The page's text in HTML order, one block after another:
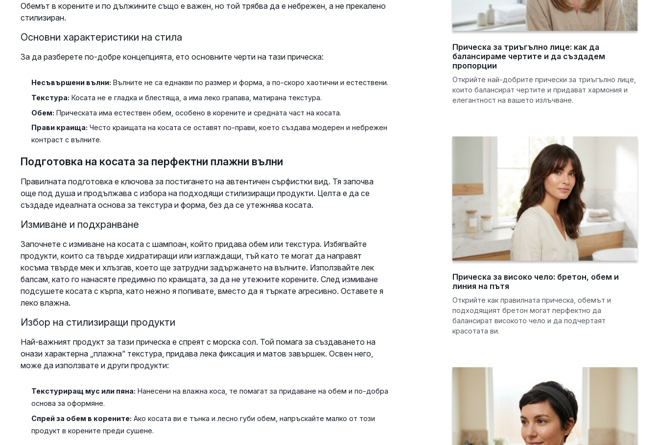
Обемът в корените и по дължините също е важен, но той трябва да е небрежен, а не прекалено
стилизиран.
Основни характеристики на стила
За да разберете по-добре концепцията, ето основните черти на тази прическа:
Несъвършени вълни: Вълните не са еднакви по размер и форма, а по-скоро хаотични и естествени.
Текстура: Косата не е гладка и блестяща, а има леко грапава, матирана текстура.
Обем: Прическата има естествен обем, особено в корените и средната част на косата.
Прави краища: Често краищата на косата се оставят по-прави, което създава модерен и небрежен
контраст с вълните.
Подготовка на косата за перфектни плажни вълни
Правилната подготовка е ключова за постигането на автентичен сърфистки вид. Тя започва
още под душа и продължава с избора на подходящи стилизиращи продукти. Целта е да се
създаде идеалната основа за текстура и форма, без да се утежнява косата.
Измиване и подхранване
Започнете с измиване на косата с шампоан, който придава обем или текстура. Избягвайте
продукти, които са твърде хидратиращи или изглаждащи, тъй като те могат да направят
косъма твърде мек и хлъзгав, което ще затрудни задържането на вълните. Използвайте лек
балсам, като го нанасяте предимно по краищата, за да не утежните корените. След измиване
подсушете косата с кърпа, като нежно я попивате, вместо да я търкате агресивно. Оставете я
леко влажна.
Избор на стилизиращи продукти
Най-важният продукт за тази прическа е спреят с морска сол. Той помага за създаването на
онази характерна „плажна“ текстура, придава лека фиксация и матов завършек. Освен него,
може да използвате и други продукти:
Текстуриращ мус или пяна: Нанесени на влажна коса, те помагат за придаване на обем и по-добра
основа за оформяне.
Спрей за обем в корените: Ако косата ви е тънка и лесно губи обем, напръскайте малко от този
продукт в корените преди сушене.
Прическа за триъгълно лице: как да
балансираме чертите и да създадем
пропорции
Открийте най-добрите прически за триъгълно лице,
които балансират чертите и придават хармония и
елегантност на вашето излъчване.
Прическа за високо чело: бретон, обем и
линия на пътя
Открийте как правилната прическа, обемът и
подходящият бретон могат перфектно да
балансират високото чело и да подчертаят
красотата ви.